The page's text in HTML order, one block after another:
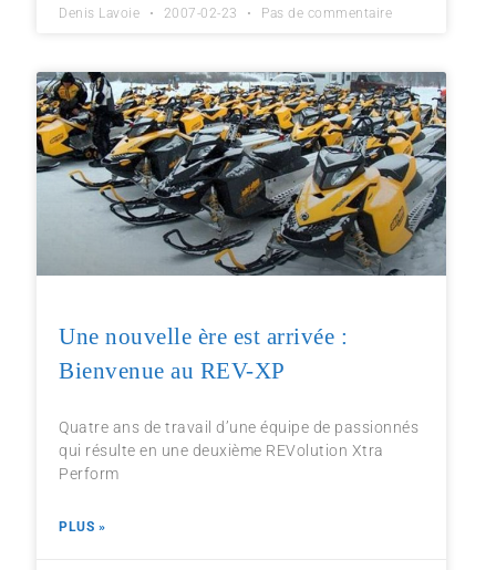
Denis Lavoie 2007-02-23 Pas de commentaire
Une nouvelle ère est arrivée :
Bienvenue au REV-XP
Quatre ans de travail d’une équipe de passionnés
qui résulte en une deuxième REVolution Xtra
Perform
PLUS »